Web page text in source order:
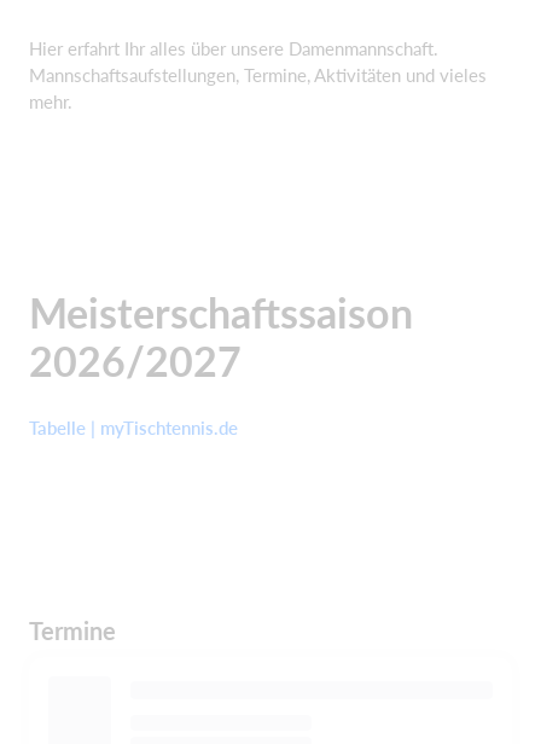
Hier erfahrt Ihr alles über unsere Damenmannschaft.
Mannschaftsaufstellungen, Termine, Aktivitäten und vieles
mehr.
Meisterschaftssaison
2026/2027
Tabelle | myTischtennis.de
Termine